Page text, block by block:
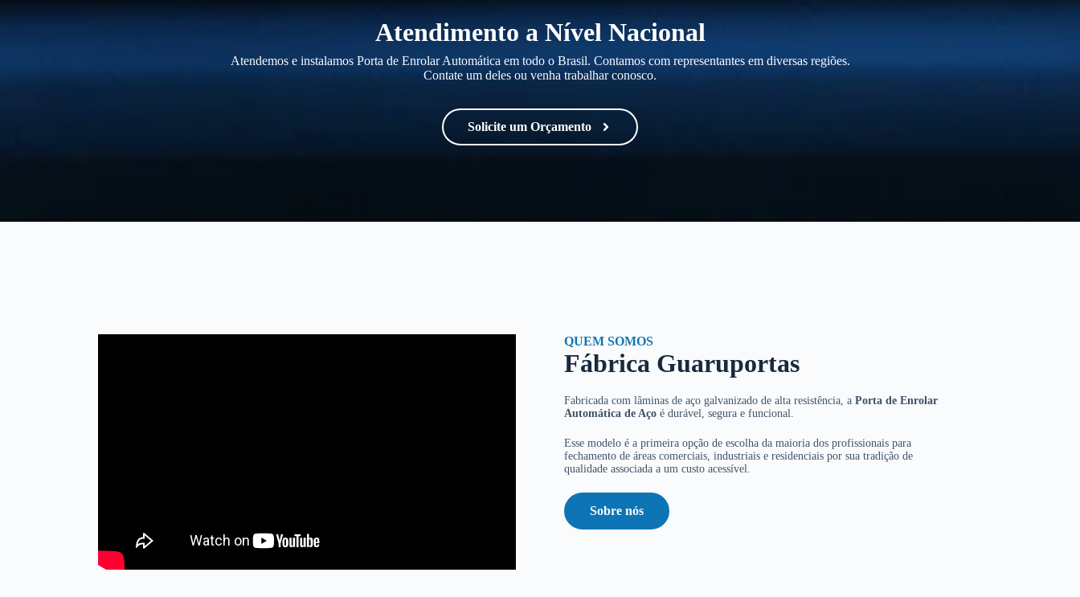
Atendimento a Nível Nacional
Atendemos e instalamos Porta de Enrolar Automática em todo o Brasil. Contamos com representantes em diversas regiões.
Contate um deles ou venha trabalhar conosco.
Solicite um Orçamento
QUEM SOMOS
Fábrica Guaruportas
Fabricada com lâminas de aço galvanizado de alta resistência, a Porta de Enrolar
Automática de Aço é durável, segura e funcional.
Esse modelo é a primeira opção de escolha da maioria dos profissionais para
fechamento de áreas comerciais, industriais e residenciais por sua tradição de
qualidade associada a um custo acessível.
Sobre nós